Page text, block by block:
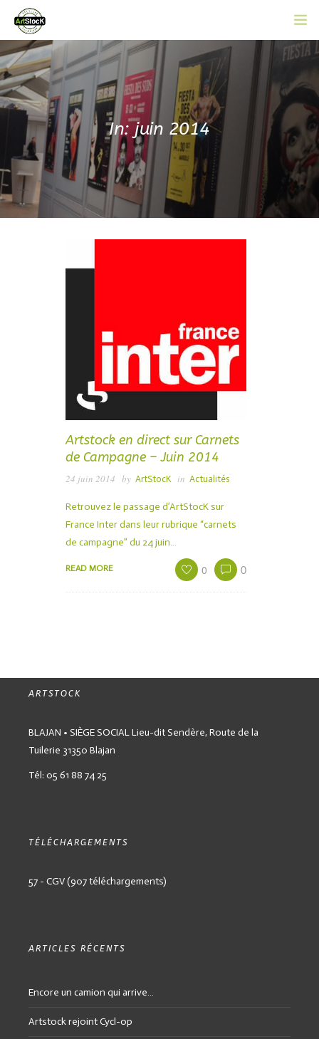
ACCUEIL
L’ASSOCIATION
CATALOGUE EN LIGNE
ACTUALITÉS
CONTACT
ADHÉRER
In: juin 2014
Artstock en direct sur Carnets
de Campagne – Juin 2014
24 juin 2014 by ArtStocK in Actualités
Retrouvez le passage d’ArtStocK sur
France Inter dans leur rubrique “carnets
de campagne” du 24 juin…
READ MORE 0 0
ARTSTOCK
BLAJAN • SIÈGE SOCIALLieu-dit Sendère, Route de la
Tuilerie 31350 Blajan
Tél: 05 61 88 74 25
TÉLÉCHARGEMENTS
57 - CGV (907 téléchargements)
ARTICLES RÉCENTS
Encore un camion qui arrive…
Artstock rejoint Cycl-op